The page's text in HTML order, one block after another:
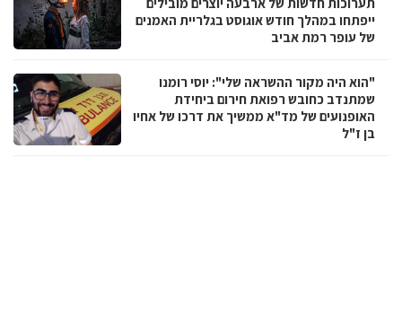
ייפתחו במהלך חודש אוגוסט בגלריית האמנים
של עופר רמת אביב
"הוא היה מקור ההשראה שלי": יוסי רומנו
שמתנדב כחובש רפואת חירום ביחידת
האופנועים של מד"א ממשיך את דרכו של אחיו
בן ז"ל